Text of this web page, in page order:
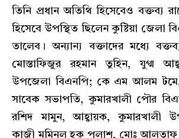
তিনি প্রধান অতিথি হিসেবেও বক্তব্য
হিসেবে উপস্থিত ছিলেন কুষ্টিয়া জেলা
তালেব। অন্যান্য বক্তাদের মধ্যে
মোস্তাফিজুর রহমান তুহিন, যুগ্ম
উপজেলা বিএনপি; কে এম আলম টমে,
সাবেক সভাপতি, কুমারখালী পৌর
রশিদ মামুন, আহ্বায়ক, কুমারখালী
কাজী মমিনুল হক পলাশ, মোঃ আলতাফ